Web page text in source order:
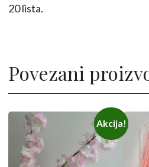
20 lista.
Povezani
Akcija!
Ovaj
proizvod
ima
Ovaj